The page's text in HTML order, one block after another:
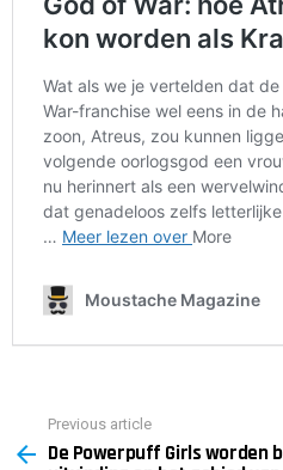
more
Previous article
De Powerpuff Girls worden